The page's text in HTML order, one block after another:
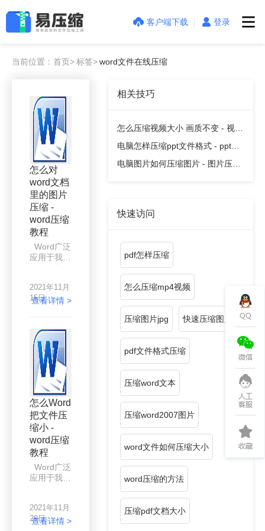
客户端下载 登录
当前位置：首页>标签>word文件在线压缩
怎么对
word文档
里的图片
压缩 -
word压缩
教程
Word广泛
应用于我们
一种相当常
见的文件格
关重要的的
文件格式。
只不过，由
于文件格式
内存过大，
word文件
有时给我们
的日常办公
带来很多不
便。如何解
决上述问
题？每天学
习一个
Word小技
巧，每天进
一起来看看
如何解决
word文档
2021年11月
15日
查看详情 >
怎么Word
把文件压
缩小 -
word压缩
教程
Word广泛
应用于我们
一种相当常
见的文件格
2021年11月
29日
查看详情 >
相关技巧
怎么压缩视频大小 画质不变 - 视频
压缩教程
电脑怎样压缩ppt文件格式 - ppt压
缩教程
电脑图片如何压缩图片 - 图片压缩
快速访问
pdf怎样压缩
怎么压缩mp4视频
压缩图片jpg 快速压缩图片
pdf文件格式压缩
压缩word文本
压缩word2007图片
word文件如何压缩大小
word压缩的方法
压缩pdf文档大小